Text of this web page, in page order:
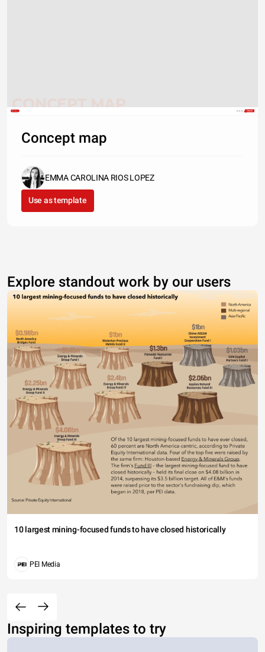
CONCEPT MAP
Share Made with
Concept map
EMMA CAROLINA RIOS LOPEZ
Use as template
Explore standout work by our users
10 largest mining-focused funds to have closed historically
PEI Media
Inspiring templates to try